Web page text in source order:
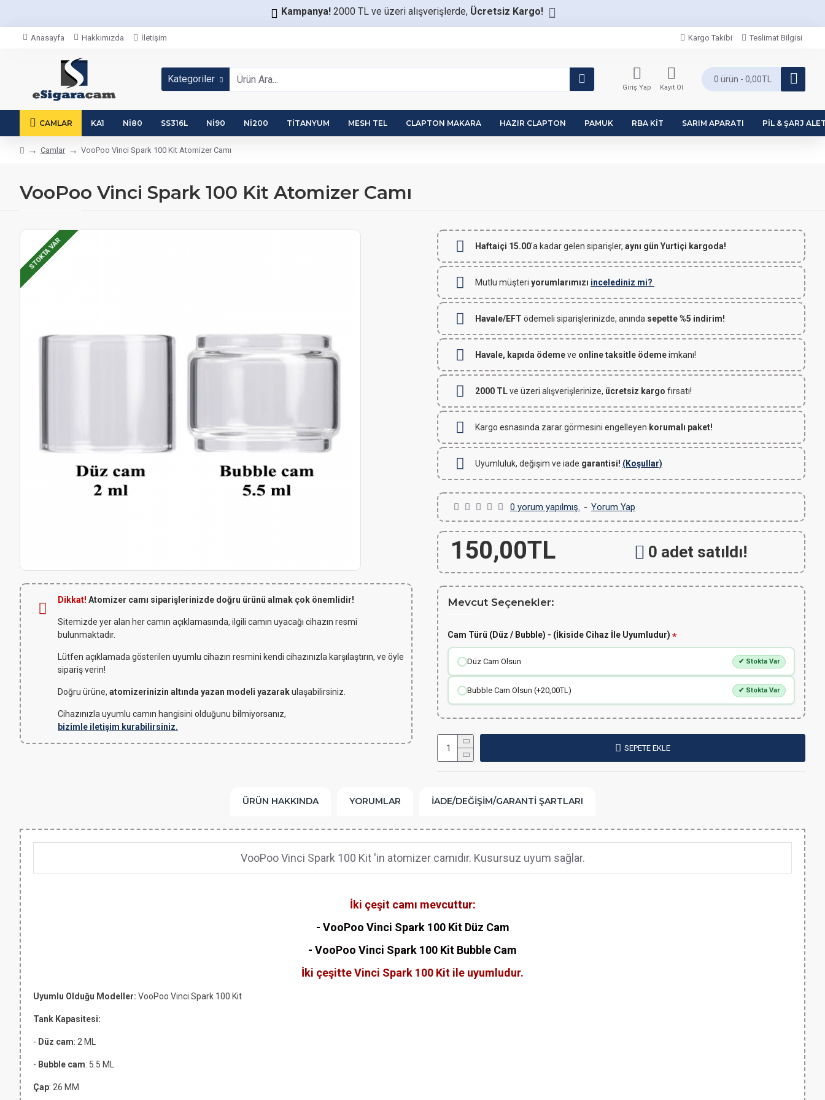
Kampanya! 2000 TL ve üzeri alışverişlerde, Ücretsiz Kargo!
Anasayfa Hakkımızda İletişim Kargo Takibi Teslimat Bilgisi
Kategoriler
Giriş Yap Kayıt Ol
0 ürün - 0,00TL
CAMLAR KA1 NI80 SS316L NI90 NI200 TITANYUM MESH TEL CLAPTON MAKARA HAZIR CLAPTON PAMUK RBA KIT SARIM APARATI PIL & ŞARJ
Camlar VooPoo Vinci Spark 100 Kit Atomizer Camı
VooPoo Vinci Spark 100 Kit Atomizer Camı
STOKTA VAR
Dikkat! Atomizer camı siparişlerinizde doğru ürünü almak çok önemlidir!
Sitemizde yer alan her camın açıklamasında, ilgili camın uyacağı cihazın resmi
bulunmaktadır.
Lütfen açıklamada gösterilen uyumlu cihazın resmini kendi cihazınızla karşılaştırın, ve öyle
sipariş verin!
Doğru ürüne, atomizerinizin altında yazan modeli yazarakulaşabilirsiniz.
Cihazınızla uyumlu camın hangisini olduğunu bilmiyorsanız,
bizimle iletişim kurabilirsiniz.
Haftaiçi 15.00'a kadar gelen siparişler, aynı gün Yurtiçi kargoda!
Mutlu müşteri yorumlarımızı incelediniz mi?
Havale/EFT ödemeli siparişlerinizde, anında sepette %5 indirim!
Havale, kapıda ödemeve online taksitle ödemeimkanı!
2000 TLve üzeri alışverişlerinize, ücretsiz kargo fırsatı!
Kargo esnasında zarar görmesini engelleyen korumalı paket!
Uyumluluk, değişim ve iade garantisi! (Koşullar)
0 yorum yapılmış. - Yorum Yap
150,00TL 0 adet satıldı!
Mevcut Seçenekler:
Cam Türü (Düz / Bubble) - (İkiside Cihaz İle Uyumludur)
Düz Cam Olsun ✔ Stokta Var
Bubble Cam Olsun (+20,00TL) ✔ Stokta Var
SEPETE EKLE
ÜRÜN HAKKINDA YORUMLAR İADE/DEĞIŞIM/GARANTI ŞARTLARI
VooPoo Vinci Spark 100 Kit 'in atomizer camıdır. Kusursuz uyum sağlar.
İki çeşit camı mevcuttur:
- VooPoo Vinci Spark 100 Kit Düz Cam
- VooPoo Vinci Spark 100 Kit Bubble Cam
İki çeşitte Vinci Spark 100 Kit ile uyumludur.
Uyumlu Olduğu Modeller: VooPoo Vinci Spark 100 Kit
Tank Kapasitesi:
- Düz cam: 2 ML
- Bubble cam: 5.5 ML
Çap: 26 MM